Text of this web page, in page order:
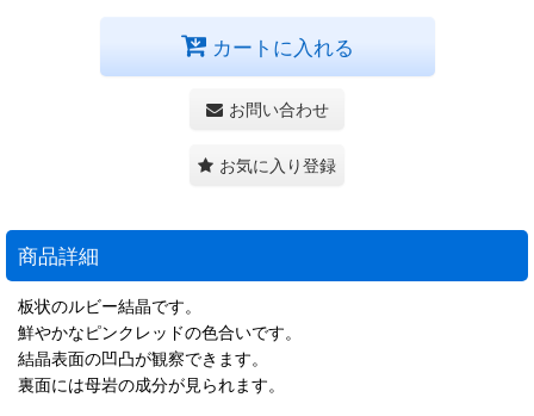
カートに入れる
お問い合わせ
お気に入り登録
商品詳細
板状のルビー結晶です。
鮮やかなピンクレッドの色合いです。
結晶表面の凹凸が観察できます。
裏面には母岩の成分が見られます。